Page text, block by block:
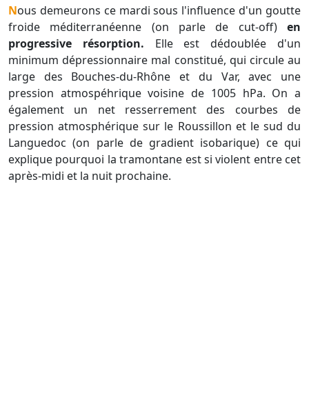
Nous demeurons ce mardi sous l'influence d'un goutte
froide méditerranéenne (on parle de cut-off) en
progressive résorption. Elle est dédoublée d'un
minimum dépressionnaire mal constitué, qui circule au
large des Bouches-du-Rhône et du Var, avec une
pression atmospéhrique voisine de 1005 hPa. On a
également un net resserrement des courbes de
pression atmosphérique sur le Roussillon et le sud du
Languedoc (on parle de gradient isobarique) ce qui
explique pourquoi la tramontane est si violent entre cet
après-midi et la nuit prochaine.